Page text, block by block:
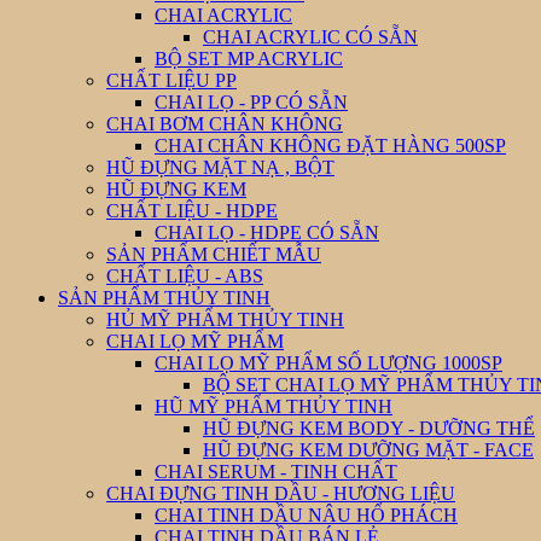
CHAI ACRYLIC
CHAI ACRYLIC CÓ SẴN
BỘ SET MP ACRYLIC
CHẤT LIỆU PP
CHAI LỌ - PP CÓ SẴN
CHAI BƠM CHÂN KHÔNG
CHAI CHÂN KHÔNG ĐẶT HÀNG 500SP
HŨ ĐỰNG MẶT NẠ , BỘT
HŨ ĐỰNG KEM
CHẤT LIỆU - HDPE
CHAI LỌ - HDPE CÓ SẴN
SẢN PHẨM CHIẾT MẪU
CHẤT LIỆU - ABS
SẢN PHẨM THỦY TINH
HỦ MỸ PHẨM THỦY TINH
CHAI LỌ MỸ PHẨM
CHAI LỌ MỸ PHẨM SỐ LƯỢNG 1000SP
BỘ SET CHAI LỌ MỸ PHẨM THỦY
HŨ MỸ PHẨM THỦY TINH
HŨ ĐỰNG KEM BODY - DƯỠNG THỂ
HŨ ĐỰNG KEM DƯỠNG MẶT - FACE
CHAI SERUM - TINH CHẤT
CHAI ĐỰNG TINH DẦU - HƯƠNG LIỆU
CHAI TINH DẦU NÂU HỔ PHÁCH
CHAI TINH DẦU BÁN LẺ